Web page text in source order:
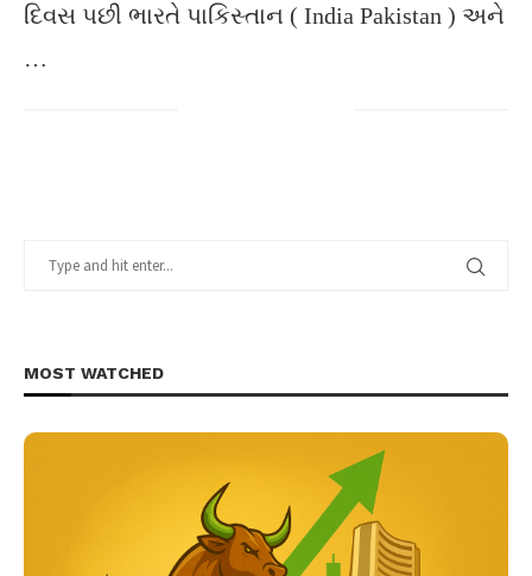
દિવસ પછી ભારતે પાકિસ્તાન ( India Pakistan ) અને
…
MOST WATCHED